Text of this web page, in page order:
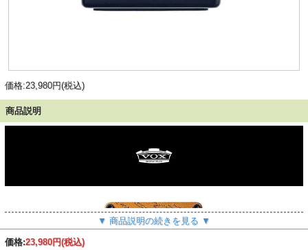
価格:23,980円(税込)
商品説明
▼ 商品説明の続きを見る ▼
価格:23,980円(税込)